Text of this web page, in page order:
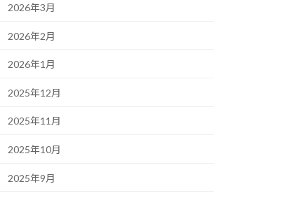
2026年3月
2026年2月
2026年1月
2025年12月
2025年11月
2025年10月
2025年9月